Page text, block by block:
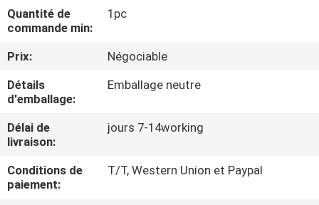
CONTRÔLE
DE
QUALITÉ
CONTACTEZ-
NOUS
NOUVELLES
Quantité de
commande min:
1pc
Prix:
Négociable
Détails
d'emballage:
Emballage neutre
Délai de
livraison:
jours 7-14working
Conditions de
paiement:
T/T, Western Union et Paypal